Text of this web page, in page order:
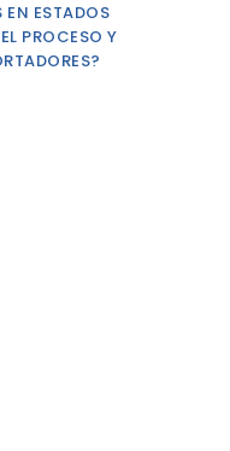
EN ESTADOS
PROCESO Y